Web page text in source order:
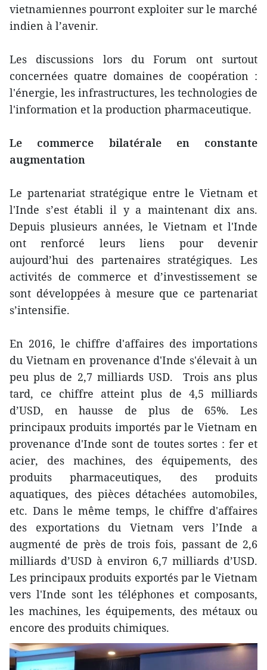
vietnamiennes pourront exploiter sur le marché
indien à l’avenir.
Les discussions lors du Forum ont surtout
concernées quatre domaines de coopération :
l'énergie, les infrastructures, les technologies de
l'information et la production pharmaceutique.
Le commerce bilatérale en constante
augmentation
Le partenariat stratégique entre le Vietnam et
l'Inde s’est établi il y a maintenant dix ans.
Depuis plusieurs années, le Vietnam et l'Inde
ont renforcé leurs liens pour devenir
aujourd’hui des partenaires stratégiques. Les
activités de commerce et d’investissement se
sont développées à mesure que ce partenariat
s’intensifie.
En 2016, le chiffre d'affaires des importations
du Vietnam en provenance d'Inde s'élevait à un
peu plus de 2,7 milliards USD. Trois ans plus
tard, ce chiffre atteint plus de 4,5 milliards
d’USD, en hausse de plus de 65%. Les
principaux produits importés par le Vietnam en
provenance d'Inde sont de toutes sortes : fer et
acier, des machines, des équipements, des
produits pharmaceutiques, des produits
aquatiques, des pièces détachées automobiles,
etc. Dans le même temps, le chiffre d'affaires
des exportations du Vietnam vers l’Inde a
augmenté de près de trois fois, passant de 2,6
milliards d’USD à environ 6,7 milliards d’USD.
Les principaux produits exportés par le Vietnam
vers l'Inde sont les téléphones et composants,
les machines, les équipements, des métaux ou
encore des produits chimiques.